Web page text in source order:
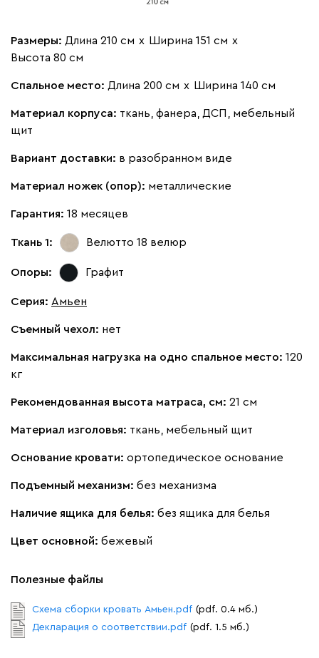
Бежевый Изумруд Марсала Молочный
Мола 1593
Жёлтый Песочный Розовый Светло-серый
Кларинс 1733
100 690 695 792
Букле
Размеры: Длина 210 см х Ширина 151 см х
Высота 80 см
Спальное место: Длина 200 см х Ширина 140 см
Материал корпуса: ткань, фанера, ДСП, мебельный
щит
Вариант доставки: в разобранном виде
Материал ножек (опор): металлические
Гарантия: 18 месяцев
Ткань 1: Велютто 18 велюр
Опоры: Графит
Серия: Амьен
Съемный чехол: нет
Максимальная нагрузка на одно спальное место: 120
кг
Рекомендованная высота матраса, см: 21 см
Материал изголовья: ткань, мебельный щит
Основание кровати: ортопедическое основание
Подъемный механизм: без механизма
Наличие ящика для белья: без ящика для белья
Цвет основной: бежевый
Полезные файлы
Схема сборки кровать Амьен.pdf (pdf. 0.4 мб.)
Декларация о соответствии.pdf (pdf. 1.5 мб.)